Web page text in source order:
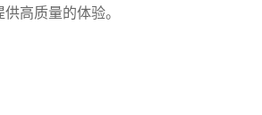
高质量的体验。